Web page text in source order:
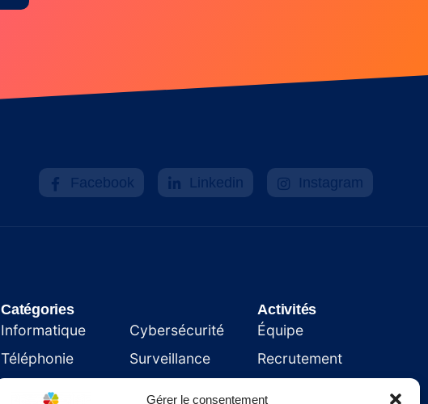
Gérer le consentement
Facebook Linkedin Instagram
Catégories
Informatique
Téléphonie
Cybersécurité
Surveillance
Activités
Équipe
Recrutement